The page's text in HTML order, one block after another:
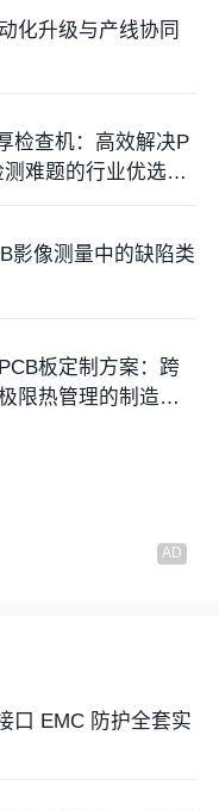
化升级与产线协同
检查机：高效解决P
难题的行业优选方
影像测量中的缺陷类
板定制方案：跨
限热管理的制造鸿
口 EMC 防护全套实